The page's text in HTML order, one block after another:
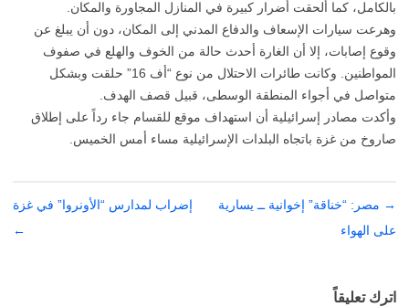
بالكامل، كما أُلحقت أضرار كبيرة في المنازل المجاورة والمكان.
وهرعت سيارات الإسعاف والدفاع المدني إلى المكان، دون أن يبلغ عن
وقوع إصابات، إلا أن الغارة أحدث حالة من الخوف والهلع في صفوف
المواطنين. وكانت طائرات الاحتلال من نوع “أف 16” حلقت وبشكل
متواصل في أجواء المنطقة الوسطى، قبيل قصف الهدف.
وأكدت مصادر إسرائيلية أن استهداف موقع للقسام جاء رداً على إطلاق
صاروخ من غزة باتجاه البلدات الإسرائيلية مساء أمس الخميس.
تصفّح
المقالات
→ مصر: “خناقة” إخوانية ــ يسارية
على الهواء
إضراب لمدارس “الأونروا” في غزة
←
اترك تعليقاً